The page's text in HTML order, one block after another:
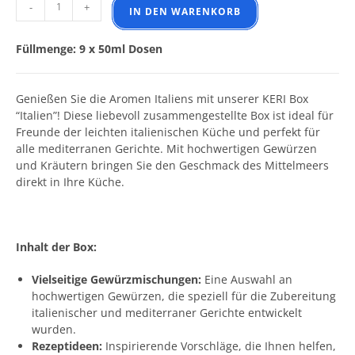
- + IN DEN WARENKORB
Füllmenge: 9 x 50ml Dosen
Genießen Sie die Aromen Italiens mit unserer KERI Box
“Italien”! Diese liebevoll zusammengestellte Box ist ideal für
Freunde der leichten italienischen Küche und perfekt für
alle mediterranen Gerichte. Mit hochwertigen Gewürzen
und Kräutern bringen Sie den Geschmack des Mittelmeers
direkt in Ihre Küche.
Inhalt der Box:
Vielseitige Gewürzmischungen: Eine Auswahl an
hochwertigen Gewürzen, die speziell für die Zubereitung
italienischer und mediterraner Gerichte entwickelt
wurden.
Rezeptideen: Inspirierende Vorschläge, die Ihnen helfen,